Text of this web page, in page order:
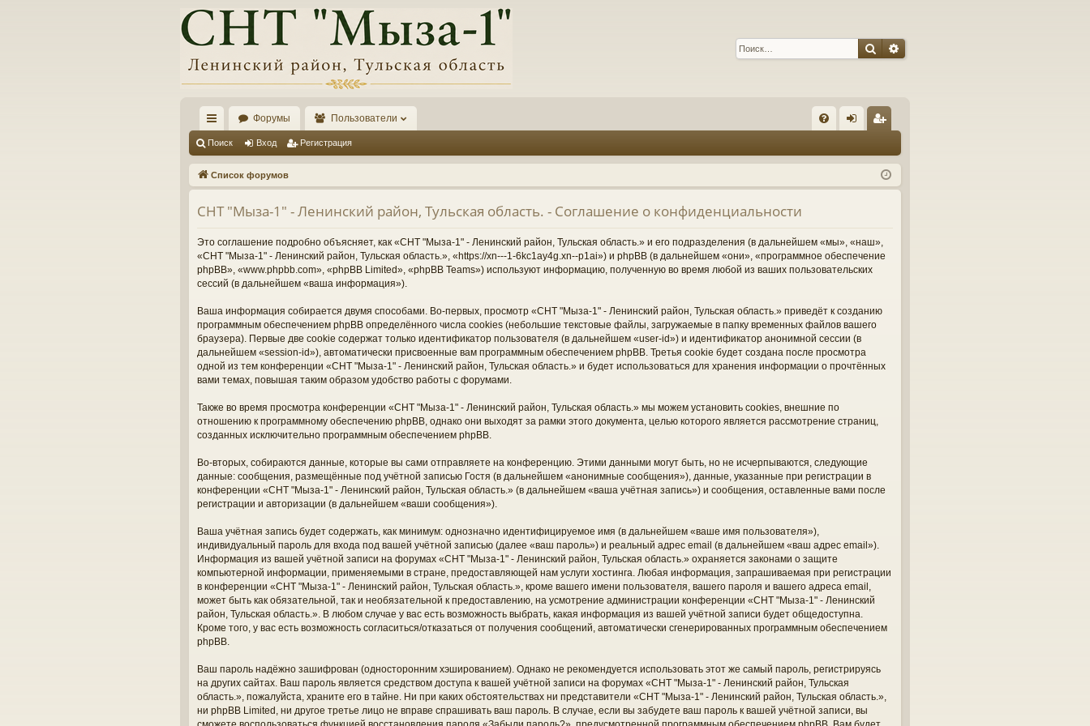
ПоискРасширенный поиск
с
ы
лк
и
Форумы Пользователи
Q д ис
тр
ия
Поиск Вход Регистрация
Список форумов
СНТ "Мыза-1" - Ленинский район, Тульская область. - Соглашение о конфиденциальности
Это соглашение подробно объясняет, как «СНТ "Мыза-1" - Ленинский район, Тульская область.» и его подразделения (в дальнейшем «мы», «наш»,
«СНТ "Мыза-1" - Ленинский район, Тульская область.», «https://xn---1-6kc1ay4g.xn--p1ai») и phpBB (в дальнейшем «они», «программное обеспечение
phpBB», «www.phpbb.com», «phpBB Limited», «phpBB Teams») используют информацию, полученную во время любой из ваших пользовательских
сессий (в дальнейшем «ваша информация»).
Ваша информация собирается двумя способами. Во-первых, просмотр «СНТ "Мыза-1" - Ленинский район, Тульская область.» приведёт к созданию
программным обеспечением phpBB определённого числа cookies (небольшие текстовые файлы, загружаемые в папку временных файлов вашего
браузера). Первые две cookie содержат только идентификатор пользователя (в дальнейшем «user-id») и идентификатор анонимной сессии (в
дальнейшем «session-id»), автоматически присвоенные вам программным обеспечением phpBB. Третья cookie будет создана после просмотра
одной из тем конференции «СНТ "Мыза-1" - Ленинский район, Тульская область.» и будет использоваться для хранения информации о прочтённых
вами темах, повышая таким образом удобство работы с форумами.
Также во время просмотра конференции «СНТ "Мыза-1" - Ленинский район, Тульская область.» мы можем установить cookies, внешние по
отношению к программному обеспечению phpBB, однако они выходят за рамки этого документа, целью которого является рассмотрение страниц,
созданных исключительно программным обеспечением phpBB.
Во-вторых, собираются данные, которые вы сами отправляете на конференцию. Этими данными могут быть, но не исчерпываются, следующие
данные: сообщения, размещённые под учётной записью Гостя (в дальнейшем «анонимные сообщения»), данные, указанные при регистрации в
конференции «СНТ "Мыза-1" - Ленинский район, Тульская область.» (в дальнейшем «ваша учётная запись») и сообщения, оставленные вами после
регистрации и авторизации (в дальнейшем «ваши сообщения»).
Ваша учётная запись будет содержать, как минимум: однозначно идентифицируемое имя (в дальнейшем «ваше имя пользователя»),
индивидуальный пароль для входа под вашей учётной записью (далее «ваш пароль») и реальный адрес email (в дальнейшем «ваш адрес email»).
Информация из вашей учётной записи на форумах «СНТ "Мыза-1" - Ленинский район, Тульская область.» охраняется законами о защите
компьютерной информации, применяемыми в стране, предоставляющей нам услуги хостинга. Любая информация, запрашиваемая при регистрации
в конференции «СНТ "Мыза-1" - Ленинский район, Тульская область.», кроме вашего имени пользователя, вашего пароля и вашего адреса email,
может быть как обязательной, так и необязательной к предоставлению, на усмотрение администрации конференции «СНТ "Мыза-1" - Ленинский
район, Тульская область.». В любом случае у вас есть возможность выбрать, какая информация из вашей учётной записи будет общедоступна.
Кроме того, у вас есть возможность согласиться/отказаться от получения сообщений, автоматически сгенерированных программным обеспечением
phpBB.
Ваш пароль надёжно зашифрован (односторонним хэшированием). Однако не рекомендуется использовать этот же самый пароль, регистрируясь
на других сайтах. Ваш пароль является средством доступа к вашей учётной записи на форумах «СНТ "Мыза-1" - Ленинский район, Тульская
область.», пожалуйста, храните его в тайне. Ни при каких обстоятельствах ни представители «СНТ "Мыза-1" - Ленинский район, Тульская область.»,
ни phpBB Limited, ни другое третье лицо не вправе спрашивать ваш пароль. В случае, если вы забудете ваш пароль к вашей учётной записи, вы